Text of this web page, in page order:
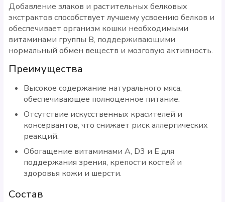
Добавление злаков и растительных белковых
экстрактов способствует лучшему усвоению белков и
обеспечивает организм кошки необходимыми
витаминами группы В, поддерживающими
нормальный обмен веществ и мозговую активность.
Преимущества
Высокое содержание натурального мяса,
обеспечивающее полноценное питание.
Отсутствие искусственных красителей и
консервантов, что снижает риск аллергических
реакций.
Обогащение витаминами A, D3 и E для
поддержания зрения, крепости костей и
здоровья кожи и шерсти.
Состав